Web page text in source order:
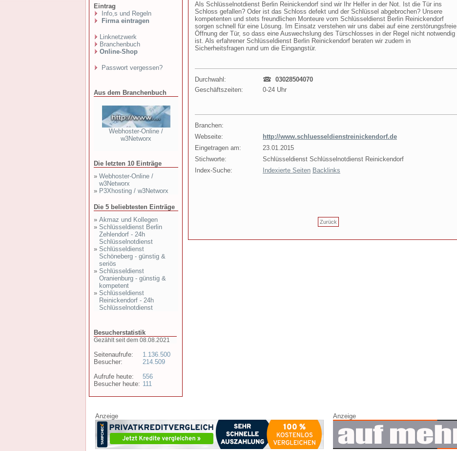
Eintrag
Info,s und Regeln
Firma eintragen
Linknetzwerk
Branchenbuch
Online-Shop
Passwort vergessen?
Aus dem Branchenbuch
Webhoster-Online /
w3Networx
Die letzten 10 Einträge
» Webhoster-Online /
w3Networx
» P3Xhosting / w3Networx
Die 5 beliebtesten Einträge
» Akmaz und Kollegen
» Schlüsseldienst Berlin
Zehlendorf - 24h
Schlüsselnotdienst
» Schlüsseldienst
Schöneberg - günstig &
seriös
» Schlüsseldienst
Oranienburg - günstig &
kompetent
» Schlüsseldienst
Reinickendorf - 24h
Schlüsselnotdienst
Besucherstatistik
Gezählt seit dem 08.08.2021
Seitenaufrufe:
Besucher:
Aufrufe heute:
Besucher heute:
1.136.500
214.509
556
111
Als Schlüsselnotdienst Berlin Reinickendorf sind wir Ihr Helfer in der Not. Ist die Tür ins
Schloss gefallen? Oder ist das Schloss defekt und der Schlüssel abgebrochen? Unsere
kompetenten und stets freundlichen Monteure vom Schlüsseldienst Berlin Reinickendorf
sorgen schnell für eine Lösung. Im Einsatz verstehen wir uns dabei auf eine zerstörungsfreie
Öffnung der Tür, so dass eine Auswechslung des Türschlosses in der Regel nicht notwendig
ist. Als erfahrener Schlüsseldienst Berlin Reinickendorf beraten wir zudem in
Sicherheitsfragen rund um die Eingangstür.
Durchwahl:
03028504070
Geschäftszeiten:
0-24 Uhr
Branchen:
Webseite:
http://www.schluesseldienstreinickendorf.de
Eingetragen am:
23.01.2015
Stichworte:
Schlüsseldienst Schlüsselnotdienst Reinickendorf
Index-Suche:
Indexierte Seiten Backlinks
Zurück
Anzeige Anzeige